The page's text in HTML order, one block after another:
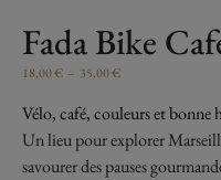
Fada Bike
18,00€ – 35,00€
Vélo, café, couleurs et bonne
Un lieu pour explorer
savourer des pauses